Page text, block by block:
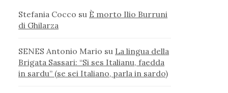
Stefania Cocco su È morto Ilio Burruni
di Ghilarza
SENES Antonio Mario su La lingua della
Brigata Sassari: “Si ses Italianu, faedda
in sardu” (se sei Italiano, parla in sardo)